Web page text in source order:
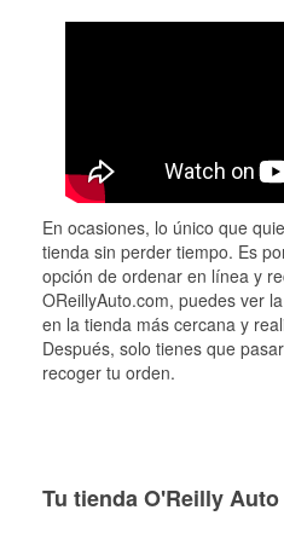
En ocasiones, lo único que
tienda sin perder tiempo. Es
opción de ordenar en línea y
OReillyAuto.com, puedes ver
en la tienda más cercana y
Después, solo tienes que
recoger tu orden.
Tu tienda O'Reilly